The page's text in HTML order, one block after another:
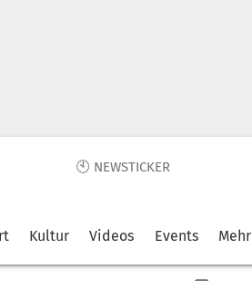
🕙 NEWSTICKER
Kultur Videos Events Mehr